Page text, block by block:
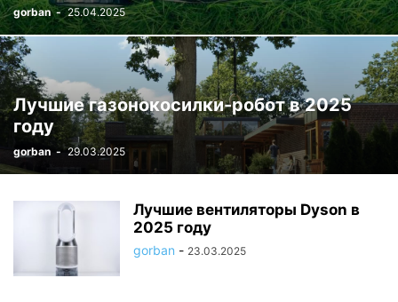
gorban - 25.04.2025
Лучшие газонокосилки-робот в 2025
году
gorban - 29.03.2025
Лучшие вентиляторы Dyson в
2025 году
gorban - 23.03.2025